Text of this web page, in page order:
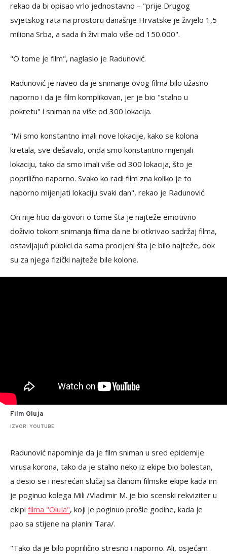
rekao da bi opisao vrlo jednostavno – "prije Drugog
svjetskog rata na prostoru današnje Hrvatske je živjelo 1,5
miliona Srba, a sada ih živi malo više od 150.000".
"O tome je film", naglasio je Radunović.
Radunović je naveo da je snimanje ovog filma bilo užasno
naporno i da je film komplikovan, jer je bio "stalno u
pokretu" i sniman na više od 300 lokacija.
"Mi smo konstantno imali nove lokacije, kako se kolona
kretala, sve dešavalo, onda smo konstantno mijenjali
lokaciju, tako da smo imali više od 300 lokacija, što je
poprilično naporno. Svako ko radi film zna koliko je to
naporno mijenjati lokaciju svaki dan", rekao je Radunović.
On nije htio da govori o tome šta je najteže emotivno
doživio tokom snimanja filma da ne bi otkrivao sadržaj filma,
ostavljajući publici da sama procijeni šta je bilo najteže, dok
su za njega fizički najteže bile kolone.
Film Oluja
IZVOR: YOUTUBE
Radunović napominje da je film sniman u sred epidemije
virusa korona, tako da je stalno neko iz ekipe bio bolestan,
a desio se i nesrećan slučaj sa članom filmske ekipe kada im
je poginuo kolega Mili /Vladimir M. je bio scenski rekviziter u
ekipi filma "Oluja", koji je poginuo prošle godine, kada je
pao sa stijene na planini Tara/.
"Tako da je bilo poprilično stresno i naporno. Ali, osjećam